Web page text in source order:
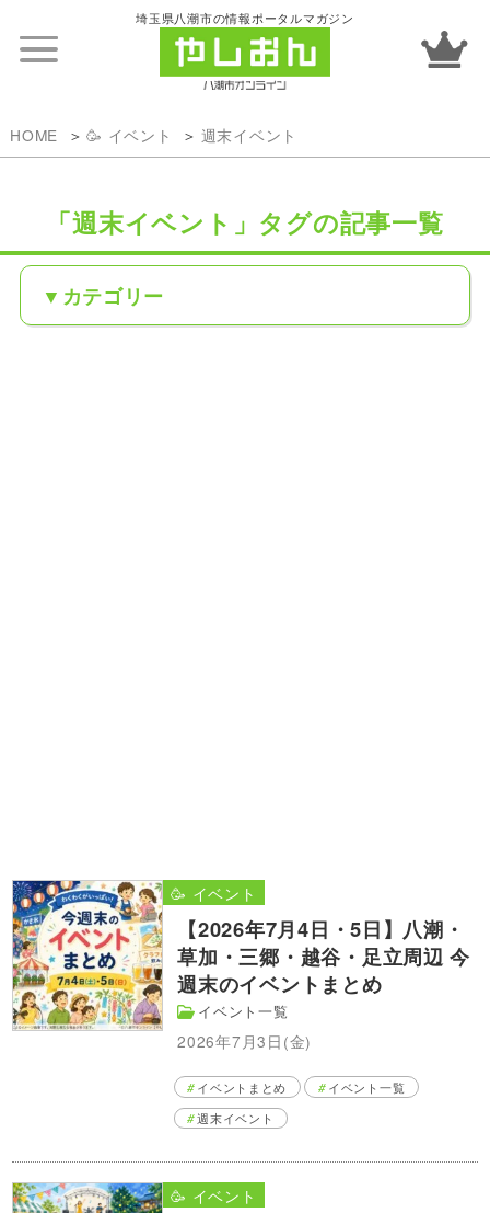
埼玉県八潮市の情報ポータルマガジン
HOME 🥳 イベント 週末イベント
「週末イベント」タグの記事一覧
カテゴリー
【2026年7月4日・5日】八潮・
草加・三郷・越谷・足立周辺 今
週末のイベントまとめ
イベント一覧
2026年7月3日(金)
🥳 イベント
イベントまとめ
イベント一覧
週末イベント
🥳 イベント